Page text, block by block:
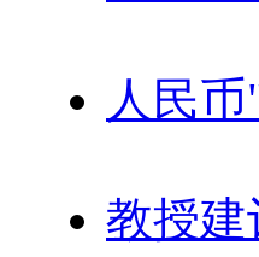
人民
教授